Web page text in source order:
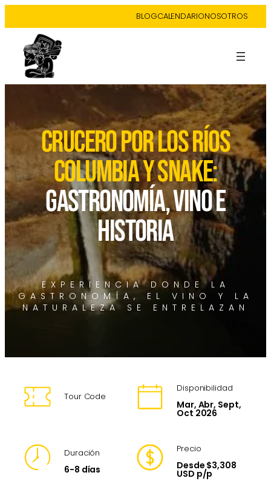
BLOGCALENDARIONOSOTROS
CRUCERO POR LOS RÍOS
COLUMBIA Y SNAKE:
GASTRONOMÍA, VINO E
HISTORIA
EXPERIENCIA DONDE LA
GASTRONOMÍA, EL VINO Y LA
NATURALEZA SE ENTRELAZAN
Tour Code
Disponibilidad
Mar, Abr, Sept,
Oct 2026
Duración
6-8 días
Precio
Desde $3,308
USD p/p